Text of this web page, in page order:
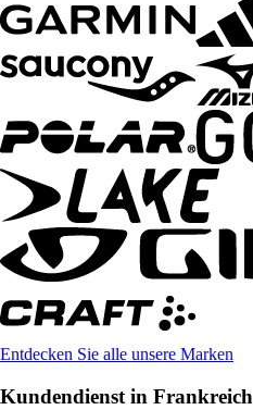
Entdecken Sie alle unsere Marken
Kundendienst in Frankreich